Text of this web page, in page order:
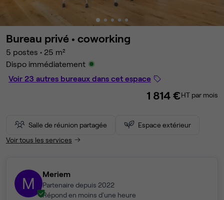
Bureau privé • coworking
5 postes • 25 m²
Dispo immédiatement
Voir 23 autres bureaux dans cet espace
1 814 €HT par mois
Salle de réunion partagée
Espace extérieur
Voir tous les services
M Meriem
Partenaire depuis 2022
Répond en moins d'une heure